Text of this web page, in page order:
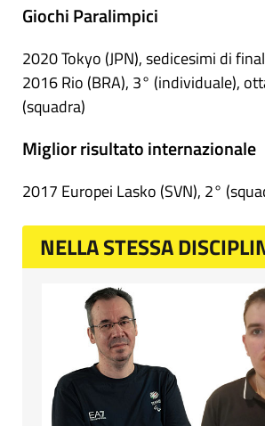
Giochi Paralimpici
2020 Tokyo (JPN), sedicesimi di
2016 Rio (BRA), 3° (individuale),
(squadra)
Miglior risultato internazionale
2017 Europei Lasko (SVN), 2°
NELLA STESSA